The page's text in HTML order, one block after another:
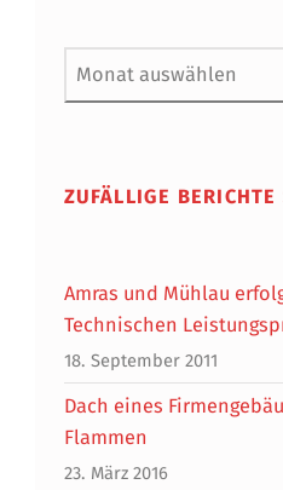
Archiv
ZUFÄLLIGE
Amras und Mühlau
Technischen
18. September 2011
Dach eines
Flammen
23. März 2016